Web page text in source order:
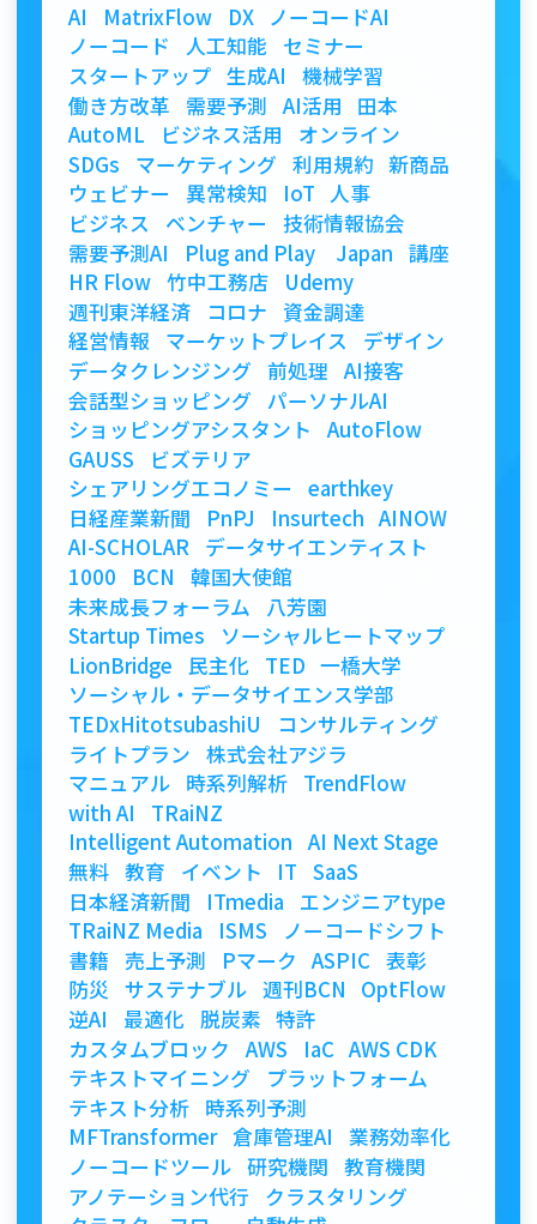
AI MatrixFlow DX
ノーコードAI
ノーコード
人工知能
セミナー
スタートアップ 生成AI
機械学習
働き方改革
需要予測 AI活用
田本
AutoML
ビジネス活用
オンライン
SDGs
マーケティング 利用規約 新商品
ウェビナー
異常検知 IoT 人事
ビジネス
ベンチャー
技術情報協会
需要予測AI
Plug and Play Japan 講座
HR Flow 竹中工務店
Udemy
週刊東洋経済
コロナ
資金調達
経営情報 マーケットプレイス
デザイン
データクレンジング 前処理 AI接客
会話型ショッピング
パーソナルAI
ショッピングアシスタント
AutoFlow
GAUSS
ビズテリア
シェアリングエコノミー
earthkey
日経産業新聞
PnPJ Insurtech AINOW
AI-SCHOLAR データサイエンティスト
1000
BCN
韓国大使館
未来成長フォーラム
八芳園
Startup Times
ソーシャルヒートマップ
LionBridge 民主化 TED 一橋大学
ソーシャル・データサイエンス学部
TEDxHitotsubashiU
コンサルティング
ライトプラン 株式会社アジラ
マニュアル 時系列解析 TrendFlow
with AI
TRaiNZ
Intelligent Automation AI Next Stage
無料 教育 イベント IT SaaS
日本経済新聞
ITmedia
エンジニアtype
TRaiNZ Media
ISMS
ノーコードシフト
書籍
売上予測 Pマーク ASPIC 表彰
防災 サステナブル 週刊BCN
OptFlow
逆AI
最適化 脱炭素 特許
カスタムブロック
AWS IaC AWS CDK
テキストマイニング
プラットフォーム
テキスト分析 時系列予測
MFTransformer 倉庫管理AI
業務効率化
ノーコードツール 研究機関 教育機関
アノテーション代行
クラスタリング